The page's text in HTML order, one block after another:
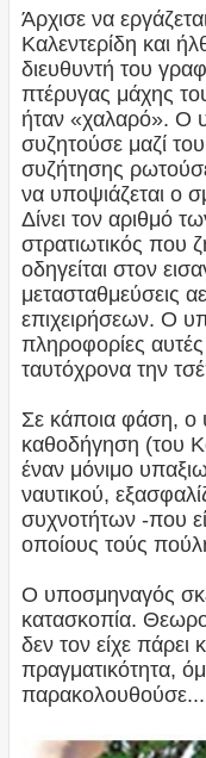
Άρχισε να
Καλεντερίδη και
διευθυντή του
πτέρυγας μάχης
ήταν «χαλαρό». Ο
συζητούσε μαζί
συζήτησης
να υποψιάζεται ο
Δίνει τον αριθμό
στρατιωτικός που
οδηγείται στον
μετασταθμεύσεις
επιχειρήσεων. Ο
πληροφορίες αυτές
ταυτόχρονα την
Σε κάποια φάση, ο
καθοδήγηση (του
έναν μόνιμο
ναυτικού,
συχνοτήτων -που
οποίους τούς
Ο υποσμηναγός
κατασκοπία.
δεν τον είχε πάρει
πραγματικότητα,
παρακολουθούσε...